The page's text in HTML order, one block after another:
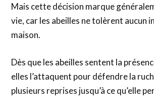
Mais cette décision marque
vie, car les abeilles ne tolèrent aucun
maison.
Dès que les abeilles sentent la
elles l’attaquent pour défendre la
plusieurs reprises jusqu’à ce qu’elle